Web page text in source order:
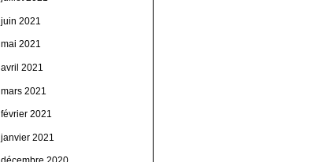
juin 2021
mai 2021
avril 2021
mars 2021
février 2021
janvier 2021